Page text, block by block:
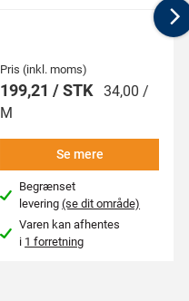
Pris (inkl. moms)
199,21 / STK 34,00 /
M
Se mere
Begrænset
levering(se dit område)
Varen kan afhentes
i 1 forretning